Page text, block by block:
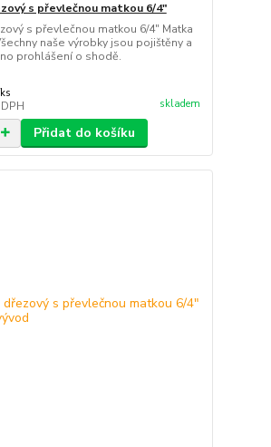
s převlečnou matkou 6/4"
s převlečnou matkou 6/4" Matka
naše výrobky jsou pojištěny a
prohlášení o shodě.
ks
skladem
Přidat do košíku